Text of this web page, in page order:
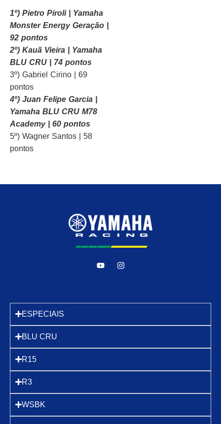
1º) Pietro Piroli | Yamaha
Monster Energy Geração |
92 pontos
2º) Kauã Vieira | Yamaha
BLU CRU | 74 pontos
3º) Gabriel Cirino | 69
pontos
4º) Juan Felipe Garcia |
Yamaha BLU CRU M78
Academy | 60 pontos
5º) Wagner Santos | 58
pontos
ESPECIAIS
BLU CRU
R15
R3
WSBK